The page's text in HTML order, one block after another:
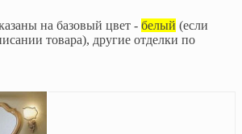
на базовый цвет - белый (если
товара), другие отделки по